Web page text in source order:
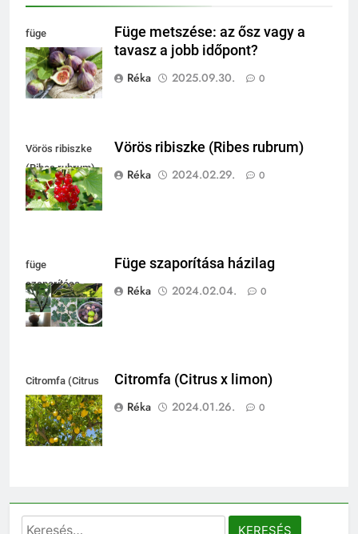
füge
felhasználása
Füge metszése: az ősz vagy a
tavasz a jobb időpont?
Réka
2025.09.30. 0
Vörös ribiszke
(Ribes rubrum)
Vörös ribiszke (Ribes rubrum)
Réka
2024.02.29. 0
füge
szaporítása
Füge szaporítása házilag
Réka
2024.02.04. 0
Citromfa (Citrus
x limon)
Citromfa (Citrus x limon)
Réka
2024.01.26. 0
Keresés: